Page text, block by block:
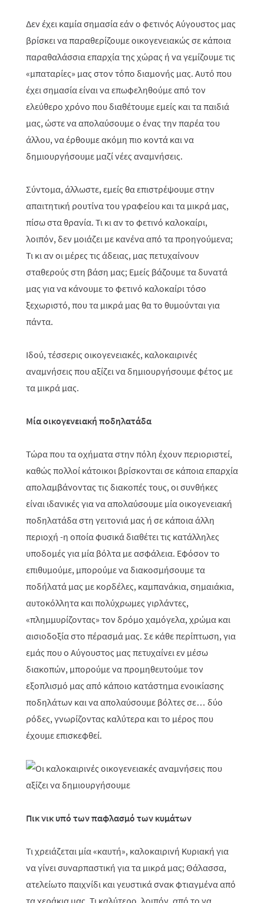
Δεν έχει καμία σημασία εάν ο φετινός Αύγουστος μας
βρίσκει να παραθερίζουμε οικογενειακώς σε κάποια
παραθαλάσσια επαρχία της χώρας ή να γεμίζουμε τις
«μπαταρίες» μας στον τόπο διαμονής μας. Αυτό που
έχει σημασία είναι να επωφεληθούμε από τον
ελεύθερο χρόνο που διαθέτουμε εμείς και τα παιδιά
μας, ώστε να απολαύσουμε ο ένας την παρέα του
άλλου, να έρθουμε ακόμη πιο κοντά και να
δημιουργήσουμε μαζί νέες αναμνήσεις.
Σύντομα, άλλωστε, εμείς θα επιστρέψουμε στην
απαιτητική ρουτίνα του γραφείου και τα μικρά μας,
πίσω στα θρανία. Τι κι αν το φετινό καλοκαίρι,
λοιπόν, δεν μοιάζει με κανένα από τα προηγούμενα;
Τι κι αν οι μέρες τις άδειας, μας πετυχαίνουν
σταθερούς στη βάση μας; Εμείς βάζουμε τα δυνατά
μας για να κάνουμε το φετινό καλοκαίρι τόσο
ξεχωριστό, που τα μικρά μας θα το θυμούνται για
πάντα.
Ιδού, τέσσερις οικογενειακές, καλοκαιρινές
αναμνήσεις που αξίζει να δημιουργήσουμε φέτος με
τα μικρά μας.
Mία οικογενειακή ποδηλατάδα
Τώρα που τα οχήματα στην πόλη έχουν περιοριστεί,
καθώς πολλοί κάτοικοι βρίσκονται σε κάποια επαρχία
απολαμβάνοντας τις διακοπές τους, οι συνθήκες
είναι ιδανικές για να απολαύσουμε μία οικογενειακή
ποδηλατάδα στη γειτονιά μας ή σε κάποια άλλη
περιοχή -η οποία φυσικά διαθέτει τις κατάλληλες
υποδομές για μία βόλτα με ασφάλεια. Εφόσον το
επιθυμούμε, μπορούμε να διακοσμήσουμε τα
ποδήλατά μας με κορδέλες, καμπανάκια, σημαιάκια,
αυτοκόλλητα και πολύχρωμες γιρλάντες,
«πλημμυρίζοντας» τον δρόμο χαμόγελα, χρώμα και
αισιοδοξία στο πέρασμά μας. Σε κάθε περίπτωση, για
εμάς που ο Αύγουστος μας πετυχαίνει εν μέσω
διακοπών, μπορούμε να προμηθευτούμε τον
εξοπλισμό μας από κάποιο κατάστημα ενοικίασης
ποδηλάτων και να απολαύσουμε βόλτες σε… δύο
ρόδες, γνωρίζοντας καλύτερα και το μέρος που
έχουμε επισκεφθεί.
Πικ νικ υπό των παφλασμό των κυμάτων
Τι χρειάζεται μία «καυτή», καλοκαιρινή Κυριακή για
να γίνει συναρπαστική για τα μικρά μας; Θάλασσα,
ατελείωτο παιχνίδι και γευστικά σνακ φτιαγμένα από
τα χεράκια μας. Τι καλύτερο, λοιπόν, από το να